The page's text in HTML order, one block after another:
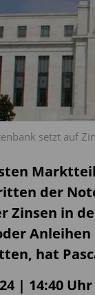
setzt auf
der
Zinsen in
hat
| 14:40 Uhr